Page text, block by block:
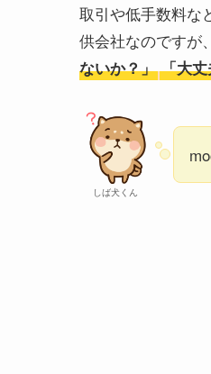
取引や低手数料な
供会社なのですが
ないか？」 「大
しば犬くん